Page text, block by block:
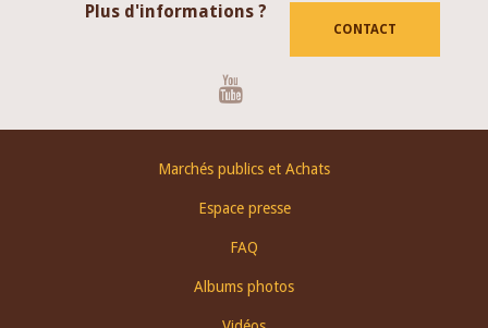
Plus d'informations ?
CONTACT
Marchés publics et Achats
Espace presse
FAQ
Albums photos